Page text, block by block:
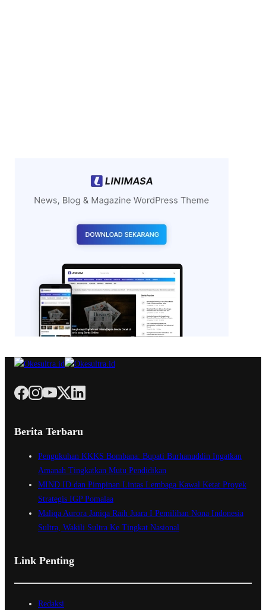
Berita Terbaru
Pengukuhan KKKS Bombana: Bupati Burhanuddin Ingatkan
Amanah Tingkatkan Mutu Pendidikan
MIND ID dan Pimpinan Lintas Lembaga Kawal Ketat Proyek
Strategis IGP Pomalaa
Maliqa Aurora Janiqa Raih Juara I Pemilihan Nona Indonesia
Sultra, Wakili Sultra Ke Tingkat Nasional
Link Penting
Redaksi